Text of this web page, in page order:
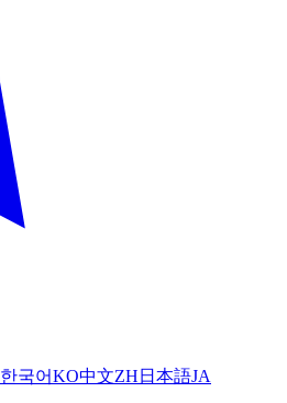
한국어KO中文ZH 日本語JA